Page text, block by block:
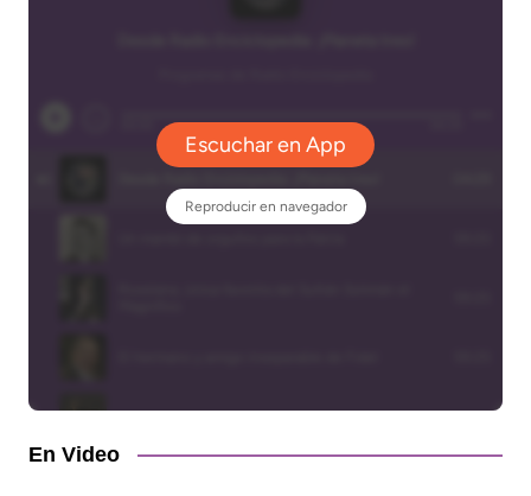
En Video